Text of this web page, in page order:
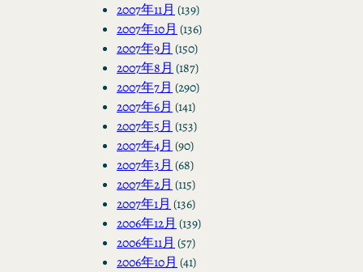
2007年11月 (139)
2007年10月 (136)
2007年9月 (150)
2007年8月 (187)
2007年7月 (290)
2007年6月 (141)
2007年5月 (153)
2007年4月 (90)
2007年3月 (68)
2007年2月 (115)
2007年1月 (136)
2006年12月 (139)
2006年11月 (57)
2006年10月 (41)